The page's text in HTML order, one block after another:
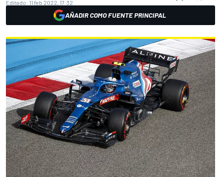
Editado: 11 feb 2022, 17:32
AÑADIR COMO FUENTE PRINCIPAL